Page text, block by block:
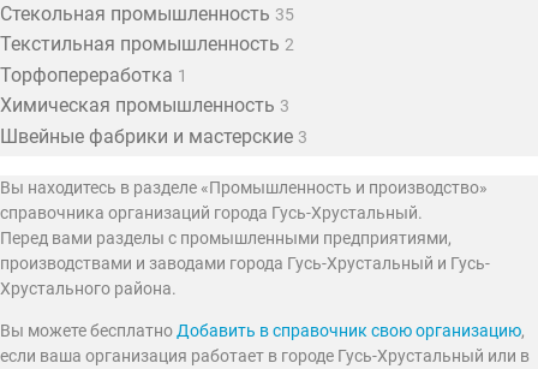
Стекольная промышленность 35
Текстильная промышленность 2
Торфопереработка 1
Химическая промышленность 3
Швейные фабрики и мастерские 3
Вы находитесь в разделе «Промышленность и производство»
справочника организаций города Гусь-Хрустальный.
Перед вами разделы с промышленными предприятиями,
производствами и заводами города Гусь-Хрустальный и Гусь-
Хрустального района.
Вы можете бесплатноДобавить в справочник свою организацию,
если ваша организация работает в городе Гусь-Хрустальный или в